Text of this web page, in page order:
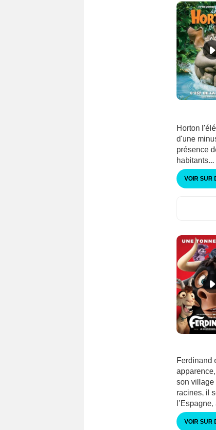
Horton
d'une
présence
habitants...
VOIR SUR
Ferdinand
son village
racines, il
VOIR SUR